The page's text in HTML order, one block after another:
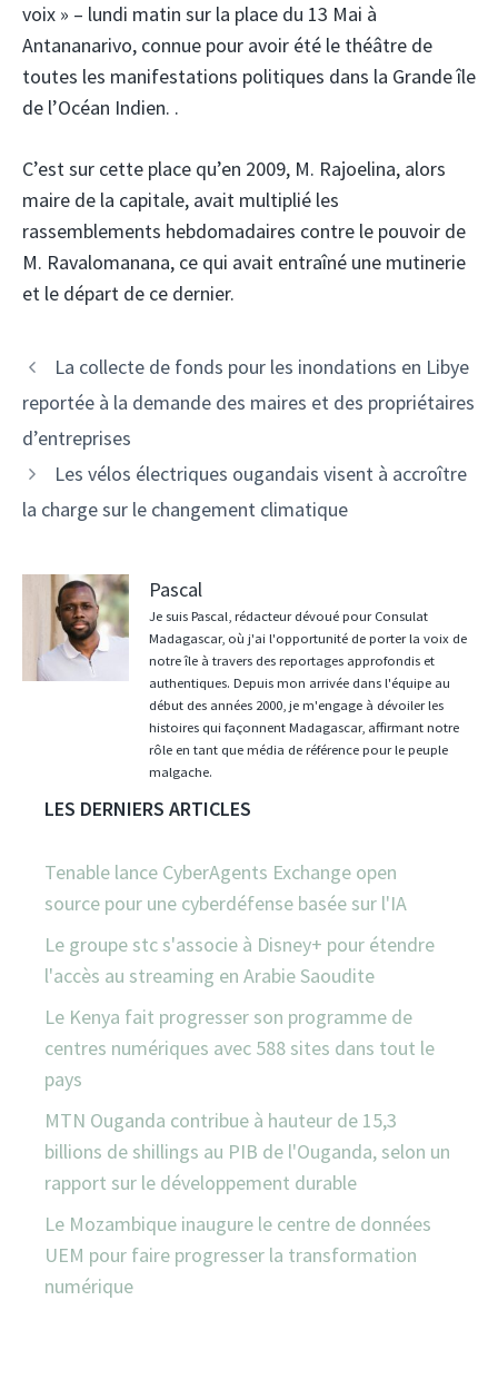
voix » – lundi matin sur la place du 13 Mai à
Antananarivo, connue pour avoir été le théâtre de
toutes les manifestations politiques dans la Grande île
de l’Océan Indien. .
C’est sur cette place qu’en 2009, M. Rajoelina, alors
maire de la capitale, avait multiplié les
rassemblements hebdomadaires contre le pouvoir de
M. Ravalomanana, ce qui avait entraîné une mutinerie
et le départ de ce dernier.
Navigation
des
La collecte de fonds pour les inondations en Libye
reportée à la demande des maires et des propriétaires
d’entreprises
Les vélos électriques ougandais visent à accroître
la charge sur le changement climatique
Pascal
Je suis Pascal, rédacteur dévoué pour Consulat
Madagascar, où j'ai l'opportunité de porter la voix de
notre île à travers des reportages approfondis et
authentiques. Depuis mon arrivée dans l'équipe au
début des années 2000, je m'engage à dévoiler les
histoires qui façonnent Madagascar, affirmant notre
rôle en tant que média de référence pour le peuple
malgache.
LES DERNIERS ARTICLES
Tenable lance CyberAgents Exchange open
source pour une cyberdéfense basée sur l'IA
Le groupe stc s'associe à Disney+ pour étendre
l'accès au streaming en Arabie Saoudite
Le Kenya fait progresser son programme de
centres numériques avec 588 sites dans tout le
pays
MTN Ouganda contribue à hauteur de 15,3
billions de shillings au PIB de l'Ouganda, selon un
rapport sur le développement durable
Le Mozambique inaugure le centre de données
UEM pour faire progresser la transformation
numérique